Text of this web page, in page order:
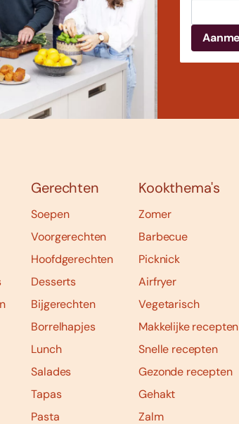
Gerechten
Soepen
Voorgerechten
Hoofdgerechten
Desserts
Bijgerechten
Borrelhapjes
Lunch
Salades
Tapas
Pasta
Kookthema's
Zomer
Barbecue
Picknick
Airfryer
Vegetarisch
Makkelijke recepten
Snelle recepten
Gezonde recepten
Gehakt
Zalm